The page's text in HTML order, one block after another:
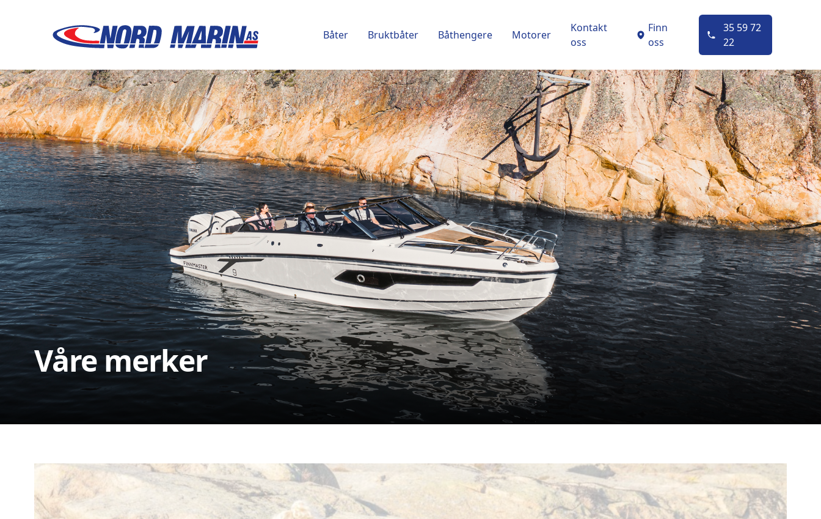
Båter Bruktbåter Båthengere Motorer
Kontakt
oss
Finn
oss
35 59 72
22
Våre merker